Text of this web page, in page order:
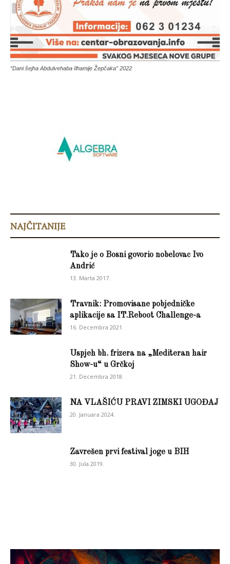
“Dani šejha Abdulvehaba Ilhamije Žepčaka” 2022
NAJČITANIJE
Tako je o Bosni govorio nobelovac Ivo
Andrić
13. Marta 2017.
Travnik: Promovisane pobjedničke
aplikacije sa IT.Reboot Challenge-a
16. Decembra 2021.
Uspjeh bh. frizera na „Mediteran hair
Show-u“ u Grčkoj
21. Decembra 2018.
NA VLAŠIĆU PRAVI ZIMSKI UGOĐAJ
20. Januara 2024.
Zavrešen prvi festival joge u BIH
30. Jula 2019.